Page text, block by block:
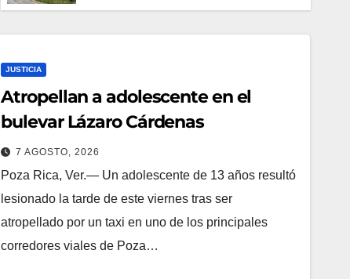
JUSTICIA
Atropellan a adolescente en el
bulevar Lázaro Cárdenas
7 AGOSTO, 2026
Poza Rica, Ver.— Un adolescente de 13 años resultó
lesionado la tarde de este viernes tras ser
atropellado por un taxi en uno de los principales
corredores viales de Poza…